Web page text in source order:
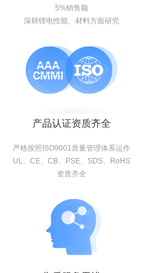
5%销售额
深耕锂电性能、材料方面研究
产品认证资质齐全
严格按照ISO9001质量管理体系运作
UL、CE、CB、PSE、SDS、RoHS
资质齐全